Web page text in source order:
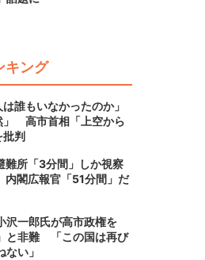
キング
誰もいなかったのか」
」 高市首相「上空から
批判
難所「3分間」しか視察
閣広報官「51分間」だ
沢一郎氏が高市政権を
と非難 「この国は再び
い」